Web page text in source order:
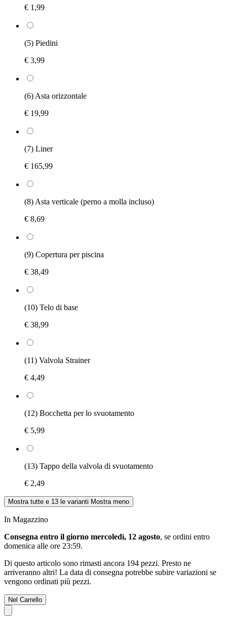
€ 1,99
(5) Piedini
€ 3,99
(6) Asta orizzontale
€ 19,99
(7) Liner
€ 165,99
(8) Asta verticale (perno a molla incluso)
€ 8,69
(9) Copertura per piscina
€ 38,49
(10) Telo di base
€ 38,99
(11) Valvola Strainer
€ 4,49
(12) Bocchetta per lo svuotamento
€ 5,99
(13) Tappo della valvola di svuotamento
€ 2,49
Mostra tutte e 13 le varianti Mostra meno
In Magazzino
Consegna entro il giorno mercoledì, 12 agosto, se ordini entro
domenica alle ore 23:59.
Di questo articolo sono rimasti ancora 194 pezzi. Presto ne
arriveranno altri! La data di consegna potrebbe subire variazioni se
vengono ordinati più pezzi.
Nel Carrello